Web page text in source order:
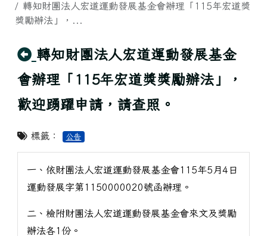
轉知財團法人宏道運動發展基金會辦理「115年宏道獎
獎勵辦法」，...
回上頁
轉知財團法人宏道運動發展基金
會辦理「115年宏道獎獎勵辦法」，
歡迎踴躍申請，請查照。
標籤： 公告
一、依財團法人宏道運動發展基金會115年5月4日
運動發展字第1150000020號函辦理。
二、檢附財團法人宏道運動發展基金會來文及獎勵
辦法各1份。